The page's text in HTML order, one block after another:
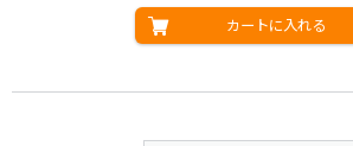
カートに入れる